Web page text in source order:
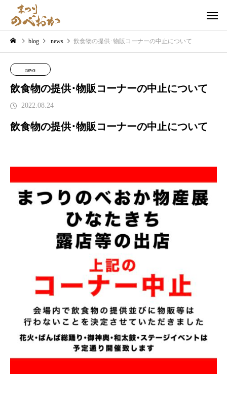
blog news 飲食物の提供･物販コーナーの中止について
news
飲食物の提供･物販コーナーの中止について
2022.08.24
飲食物の提供･物販コーナーの中止について